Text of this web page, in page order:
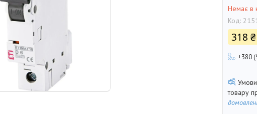
Немає в
Код:
318 ₴
+380
товару